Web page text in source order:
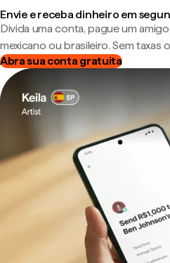
Envie e receba dinheiro em
Divida uma conta, pague um
mexicano ou brasileiro. Sem taxas
Abra sua conta gratuita